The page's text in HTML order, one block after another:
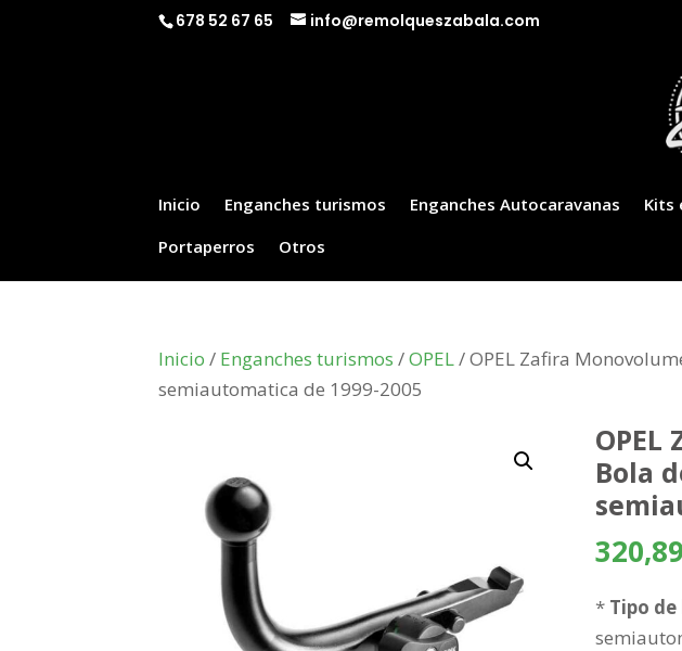
678 52 67 65 info@remolqueszabala.com
Inicio Enganches turismos Enganches Autocaravanas Kits
Portaperros
Otros
Inicio / Enganches turismos /OPEL/ OPEL Zafira
semiautomatica de 1999-2005
Bola
320,89
* Tipo de